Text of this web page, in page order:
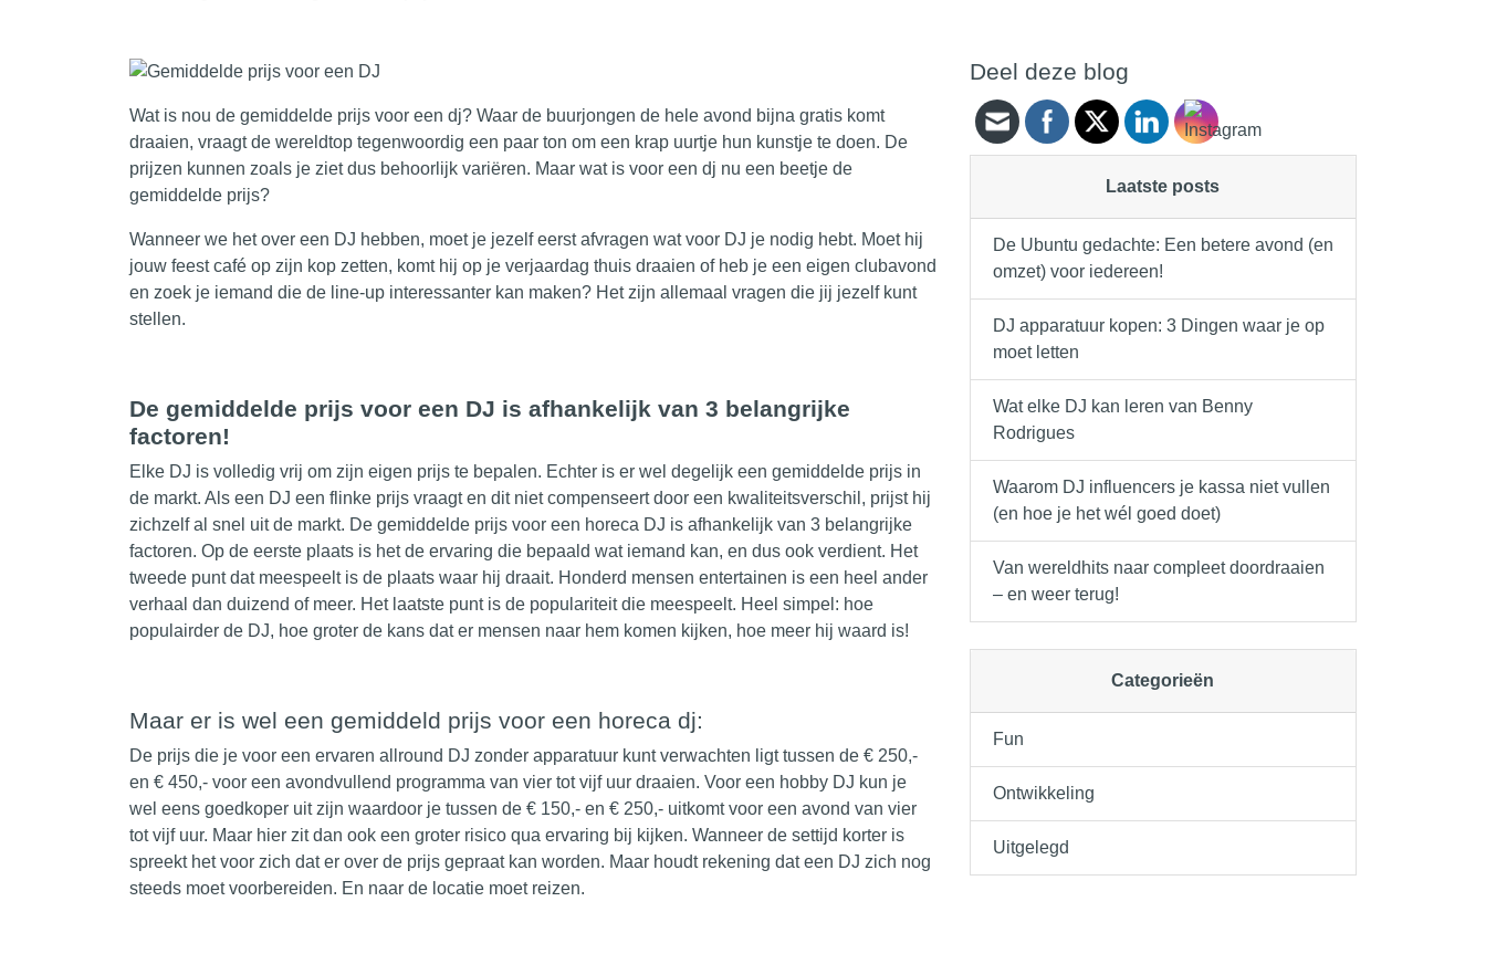
Wat is nou de gemiddelde prijs voor een dj? Waar de buurjongen de hele avond bijna gratis komt
draaien, vraagt de wereldtop tegenwoordig een paar ton om een krap uurtje hun kunstje te doen. De
prijzen kunnen zoals je ziet dus behoorlijk variëren. Maar wat is voor een dj nu een beetje de
gemiddelde prijs?
Wanneer we het over een DJ hebben, moet je jezelf eerst afvragen wat voor DJ je nodig hebt. Moet hij
jouw feest café op zijn kop zetten, komt hij op je verjaardag thuis draaien of heb je een eigen clubavond
en zoek je iemand die de line-up interessanter kan maken? Het zijn allemaal vragen die jij jezelf kunt
stellen.
De gemiddelde prijs voor een DJ is afhankelijk van 3 belangrijke
factoren!
Elke DJ is volledig vrij om zijn eigen prijs te bepalen. Echter is er wel degelijk een gemiddelde prijs in
de markt. Als een DJ een flinke prijs vraagt en dit niet compenseert door een kwaliteitsverschil , prijst hij
zichzelf al snel uit de markt. De gemiddelde prijs voor een horeca DJ is afhankelijk van 3 belangrijke
factoren. Op de eerste plaats is het de ervaring die bepaald wat iemand kan, en dus ook verdient. Het
tweede punt dat meespeelt is de plaats waar hij draait. Honderd mensen entertainen is een heel ander
verhaal dan duizend of meer. Het laatste punt is de populariteit die meespeelt. Heel simpel: hoe
populairder de DJ, hoe groter de kans dat er mensen naar hem komen kijken, hoe meer hij waard is!
Maar er is wel een gemiddeld prijs voor een horeca dj:
De prijs die je voor een ervaren allround DJ zonder apparatuur kunt verwachten ligt tussen de € 250,-
en € 450,- voor een avondvullend programma van vier tot vijf uur draaien. Voor een hobby DJ kun je
wel eens goedkoper uit zijn waardoor je tussen de € 150,- en € 250,- uitkomt voor een avond van vier
tot vijf uur. Maar hier zit dan ook een groter risico qua ervaring bij kijken. Wanneer de settijd korter is
spreekt het voor zich dat er over de prijs gepraat kan worden. Maar houdt rekening dat een DJ zich nog
steeds moet voorbereiden. En naar de locatie moet reizen.
Deel deze blog
Laatste posts
De Ubuntu gedachte: Een betere avond (en
omzet) voor iedereen!
DJ apparatuur kopen: 3 Dingen waar je op
moet letten
Wat elke DJ kan leren van Benny
Rodrigues
Waarom DJ influencers je kassa niet vullen
(en hoe je het wél goed doet)
Van wereldhits naar compleet doordraaien
– en weer terug!
Categorieën
Fun
Ontwikkeling
Uitgelegd